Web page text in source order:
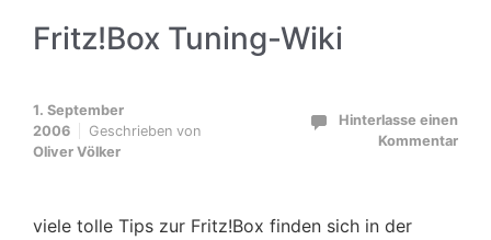
Fritz!Box Tuning-Wiki
1. September
2006
Geschrieben von
Oliver Völker
Hinterlasse einen
Kommentar
viele tolle Tips zur Fritz!Box finden sich in der